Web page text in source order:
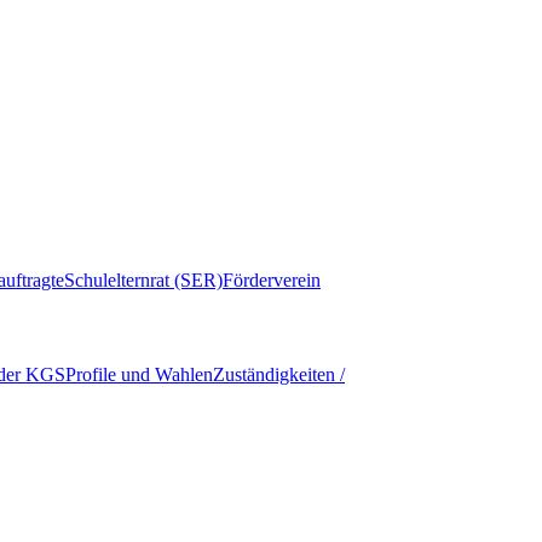
Schulelternrat (SER)Förderverein
KGSProfile und WahlenZuständigkeiten /